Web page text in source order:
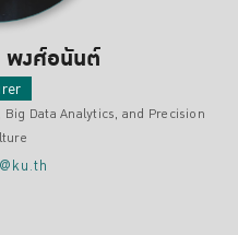
พงศ์อนันต์
Big Data Analytics, and Precision